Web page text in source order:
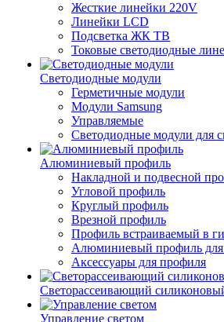
Жесткие линейки 220V
Линейки LCD
Подсветка ЖК ТВ
Токовые светодиодные
Светодиодные модули
Герметичные модули
Модули Samsung
Управляемые
Светодиодные модули для
Алюминиевый профиль
Накладной и подвесной
Угловой профиль
Круглый профиль
Врезной профиль
Профиль встраиваемый в
Алюминиевый профиль для
Аксессуары для профиля
Светорассеивающий
Управление светом